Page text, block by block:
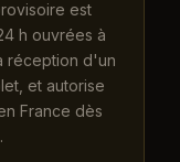
est
h ouvrées à
réception d'un
et autorise
France dès